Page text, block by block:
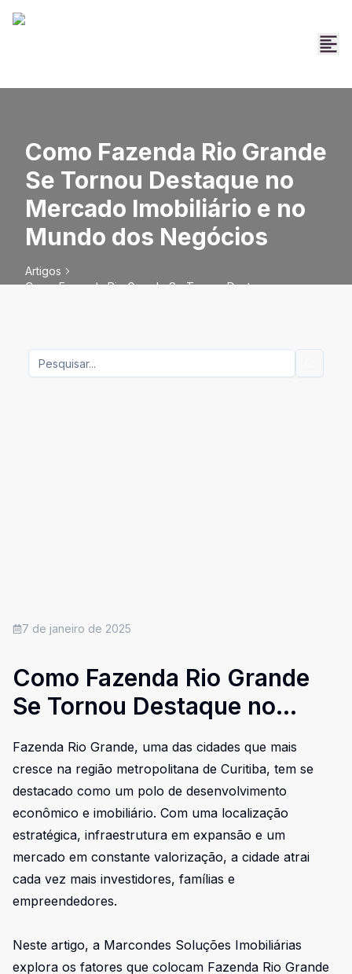
Como Fazenda Rio Grande
Se Tornou Destaque no
Mercado Imobiliário e no
Mundo dos Negócios
Artigos
Como Fazenda Rio Grande Se Tornou Destaque no
7 de janeiro de 2025
Como Fazenda Rio Grande
Se Tornou Destaque no
Mundo dos Negócios
Fazenda Rio Grande, uma das cidades que mais
cresce na região metropolitana de Curitiba, tem se
destacado como um polo de desenvolvimento
econômico e imobiliário. Com uma localização
estratégica, infraestrutura em expansão e um
mercado em constante valorização, a cidade atrai
cada vez mais investidores, famílias e
empreendedores.
Neste artigo, a Marcondes Soluções Imobiliárias
explora os fatores que colocam Fazenda Rio Grande